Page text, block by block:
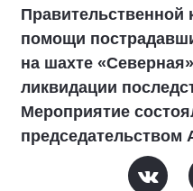
Правительственной
помощи
на шахте
ликвидации
Мероприятие
председательством